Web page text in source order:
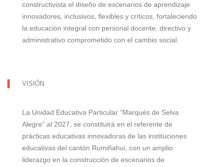
constructivista el diseño de escenarios de aprendizaje
innovadores, inclusivos, flexibles y críticos, fortaleciendo
la educación integral con personal docente, directivo y
administrativo comprometido con el cambio social.
VISIÓN
La Unidad Educativa Particular “Marqués de Selva
Alegre” al 2027, se constituirá en el referente de
prácticas educativas innovadoras de las instituciones
educativas del cantón Rumiñahui, con un amplio
liderazgo en la construcción de escenarios de